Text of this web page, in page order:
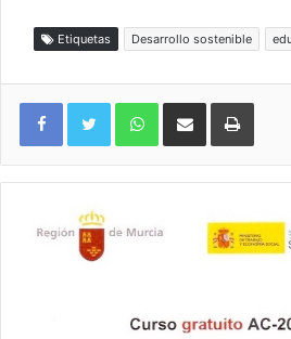
Etiquetas Desarrollo sostenible
WhatsAppCompartir por correo electrónico